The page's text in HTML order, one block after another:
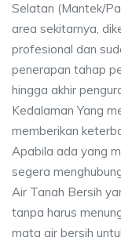
Selatan (Mantek/
area sekitarnya,
profesional dan
penerapan tahap
hingga akhir
Kedalaman Yang
memberikan
Apabila ada yang
segera
Air Tanah Bersih
tanpa harus
mata air bersih